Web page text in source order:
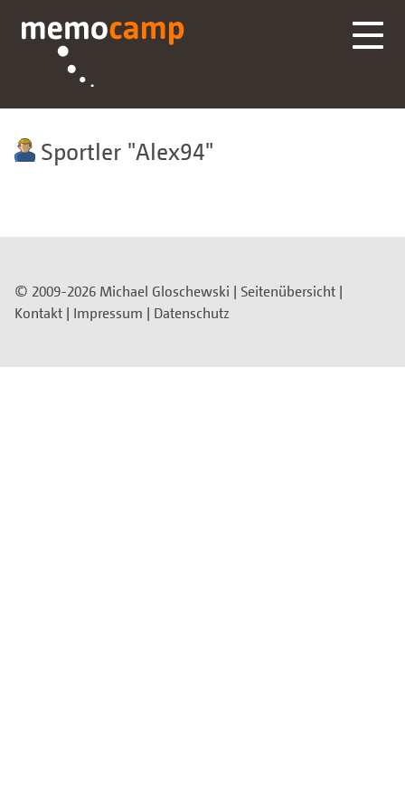
Sportler Alex94
© 2009-2026 Michael Gloschewski | Seitenübersicht |
Kontakt | Impressum | Datenschutz